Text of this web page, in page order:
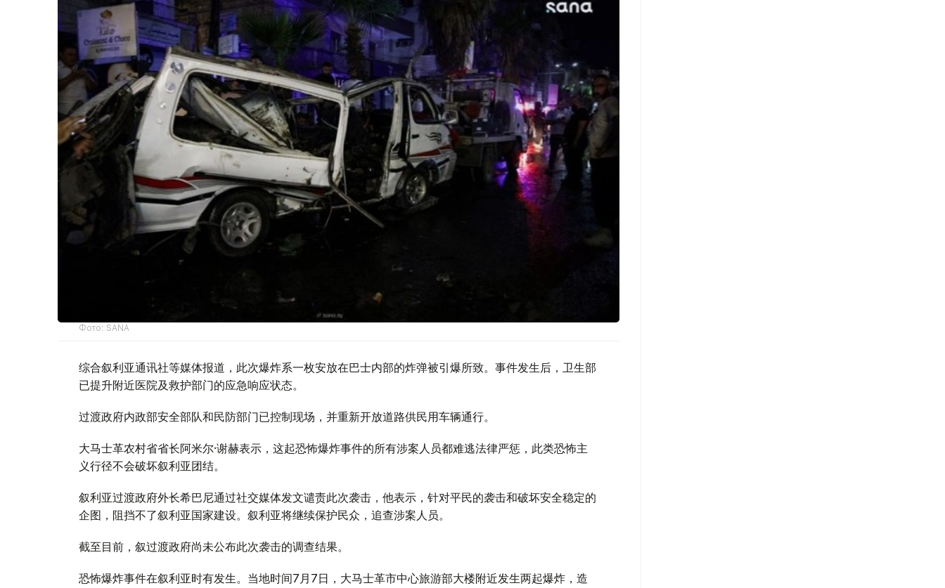
Фото: SANA
综合叙利亚通讯社等媒体报道，此次爆炸系一枚安放在巴士内部的炸弹被引爆所致。事件发生后，卫生部
已提升附近医院及救护部门的应急响应状态。
过渡政府内政部安全部队和民防部门已控制现场，并重新开放道路供民用车辆通行。
大马士革农村省省长阿米尔·谢赫表示，这起恐怖爆炸事件的所有涉案人员都难逃法律严惩，此类恐怖主
义行径不会破坏叙利亚团结。
叙利亚过渡政府外长希巴尼通过社交媒体发文谴责此次袭击，他表示，针对平民的袭击和破坏安全稳定的
企图，阻挡不了叙利亚国家建设。叙利亚将继续保护民众，追查涉案人员。
截至目前，叙过渡政府尚未公布此次袭击的调查结果。
恐怖爆炸事件在叙利亚时有发生。当地时间7月7日，大马士革市中心旅游部大楼附近发生两起爆炸，造